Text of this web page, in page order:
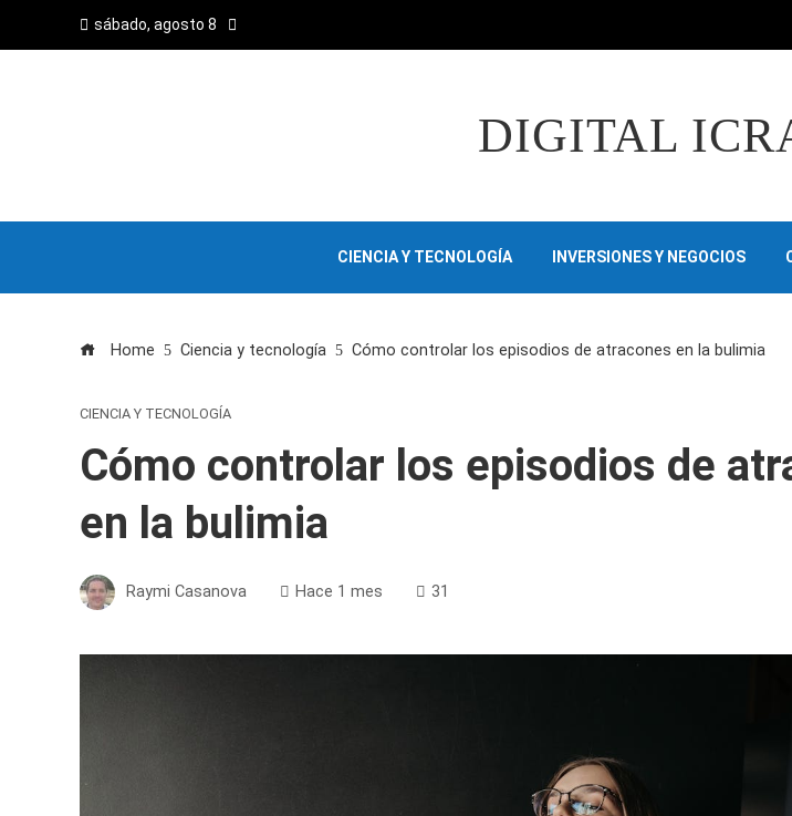
sábado, agosto 8
DIGITAL
CIENCIA Y TECNOLOGÍA INVERSIONES Y NEGOCIOS
Home Ciencia y tecnología Cómo controlar los episodios de atracones en la bulimia
CIENCIA Y TECNOLOGÍA
Cómo controlar los episodios de
en la bulimia
Raymi Casanova Hace 1 mes 31